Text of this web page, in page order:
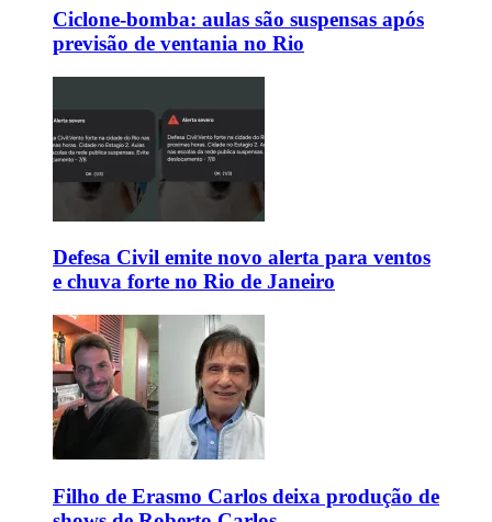
Ciclone-bomba: aulas são suspensas após
previsão de ventania no Rio
Defesa Civil emite novo alerta para ventos
e chuva forte no Rio de Janeiro
Filho de Erasmo Carlos deixa produção de